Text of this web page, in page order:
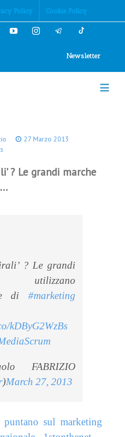
Policy Cookie Policy
YouTubeInstagram
Newsletter
27 Marzo 2013
? Le grandi marche
? Le grandi
utilizzano
di #marketing
kDByG2WzBs
FABRIZIO
)March 27, 2013
Cookies Policy